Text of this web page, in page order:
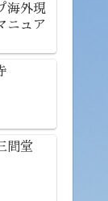
海外現
ニュア
間堂